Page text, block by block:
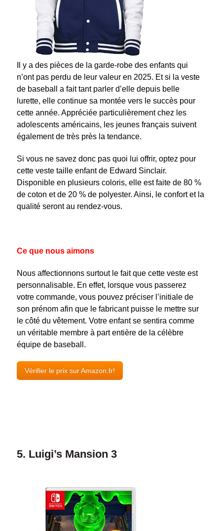
Il y a des pièces de la garde-robe des enfants qui
n’ont pas perdu de leur valeur en 2025. Et si la veste
de baseball a fait tant parler d’elle depuis belle
lurette, elle continue sa montée vers le succès pour
cette année. Appréciée particulièrement chez les
adolescents américains, les jeunes français suivent
également de très près la tendance.
Si vous ne savez donc pas quoi lui offrir, optez pour
cette veste taille enfant de Edward Sinclair.
Disponible en plusieurs coloris, elle est faite de 80 %
de coton et de 20 % de polyester. Ainsi, le confort et la
qualité seront au rendez-vous.
Ce que nous aimons
Nous affectionnons surtout le fait que cette veste est
personnalisable. En effet, lorsque vous passerez
votre commande, vous pouvez préciser l’initiale de
son prénom afin que le fabricant puisse le mettre sur
le côté du vêtement. Votre enfant se sentira comme
un véritable membre à part entière de la célèbre
équipe de baseball.
Vérifier le prix sur Amazon.fr!
5. Luigi’s Mansion 3